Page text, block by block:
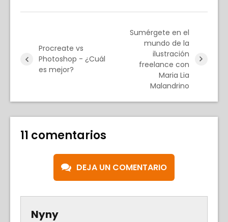
Procreate vs
Photoshop - ¿Cuál
es mejor?
Sumérgete en el
mundo de la
ilustración
freelance con
Maria Lia
Malandrino
11 comentarios
DEJA UN COMENTARIO
Nyny